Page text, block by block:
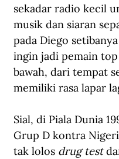
sekadar radio kecil
musik dan siaran
pada Diego
ingin jadi pemain
bawah, dari tempat
memiliki rasa lapar
Sial, di Piala Dunia
Grup D kontra
tak lolos drug test